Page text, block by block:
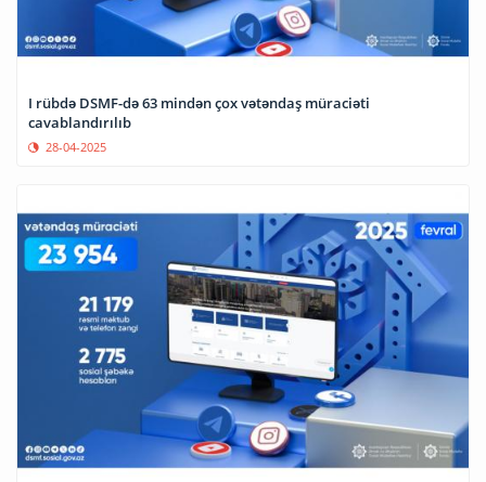
I rübdə DSMF-də 63 mindən çox vətəndaş müraciəti
cavablandırılıb
28-04-2025